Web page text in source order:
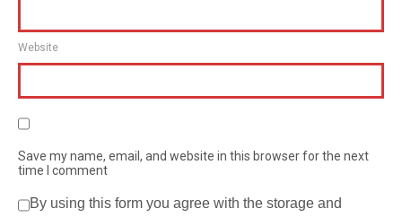
Website
Save my name, email, and website in this browser for the next
time I comment
By using this form you agree with the storage and